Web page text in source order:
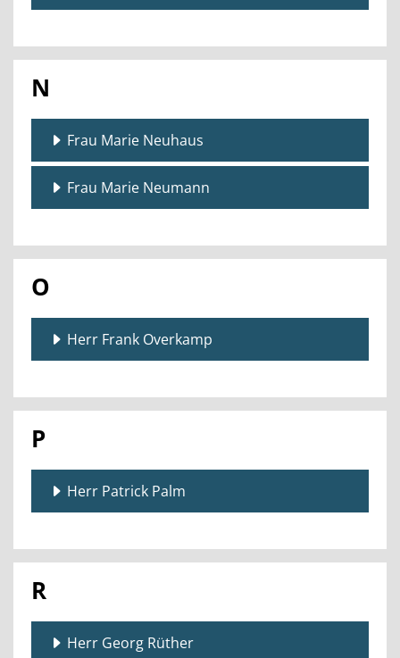
N
Frau Marie Neuhaus
Frau Marie Neumann
O
Herr Frank Overkamp
P
Herr Patrick Palm
R
Herr Georg Rüther